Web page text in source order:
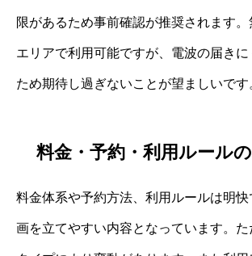
限があるため事前確認が推奨されます
エリアで利用可能ですが、電波の届き
ため期待し過ぎないことが望ましいです
料金・予約・利用ルール
料金体系や予約方法、利用ルールは明
画を立てやすい内容となっています。